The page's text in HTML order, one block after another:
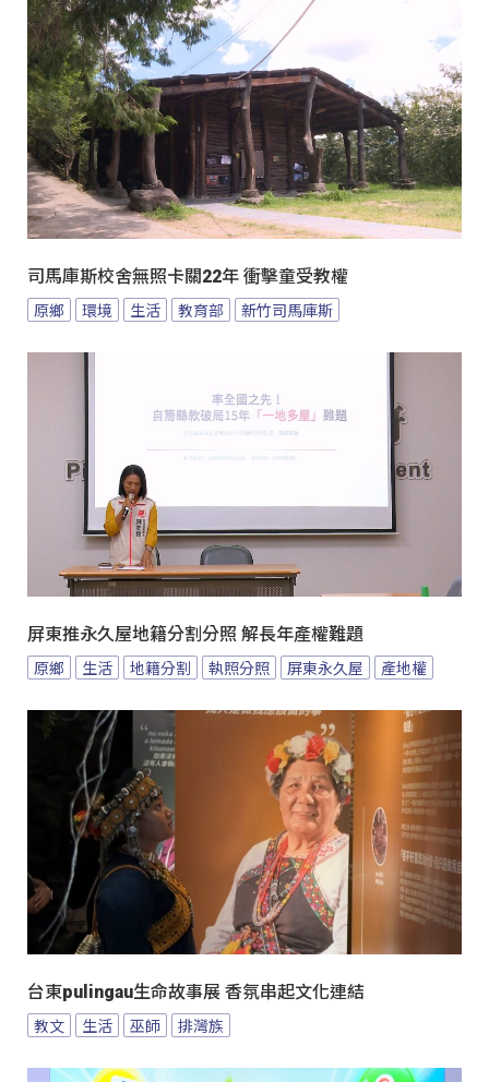
司馬庫斯校舍無照卡關22年 衝擊童受教權
原鄉 環境 生活 教育部 新竹司馬庫斯
屏東推永久屋地籍分割分照 解長年產權難題
原鄉 生活 地籍分割 執照分照 屏東永久屋 產地權
台東pulingau生命故事展 香氛串起文化連結
教文 生活 巫師 排灣族